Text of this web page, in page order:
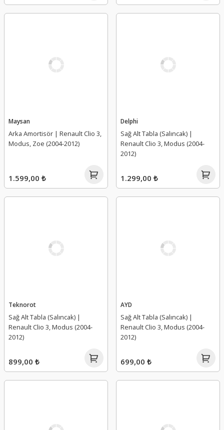
Maysan
Arka Amortisör | Renault Clio 3,
Modus, Zoe (2004-2012)
1.599,00 ₺
Delphi
Sağ Alt Tabla (Salıncak) |
Renault Clio 3, Modus (2004-
2012)
1.299,00 ₺
Teknorot
Sağ Alt Tabla (Salıncak) |
Renault Clio 3, Modus (2004-
2012)
899,00 ₺
AYD
Sağ Alt Tabla (Salıncak) |
Renault Clio 3, Modus (2004-
2012)
699,00 ₺